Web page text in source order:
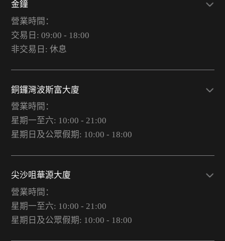
金鐘
營業時間：
交易日: 09:00 - 18:00
非交易日: 休息
銅鑼灣波斯富大廈
營業時間：
星期一至六: 10:00 - 21:00
星期日及公眾假期: 10:00 - 18:00
尖沙咀華源大廈
營業時間：
星期一至六: 10:00 - 21:00
星期日及公眾假期: 10:00 - 18:00